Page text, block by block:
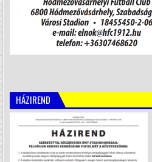
HÁZIREND